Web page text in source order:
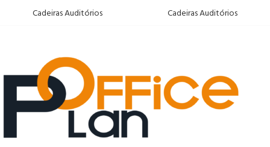
Cadeiras Auditórios Cadeiras Auditórios